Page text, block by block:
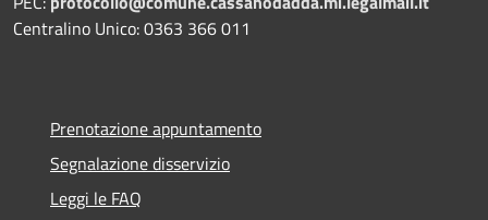
Centralino Unico: 0363 366 011
Prenotazione appuntamento
Segnalazione disservizio
Leggi le FAQ